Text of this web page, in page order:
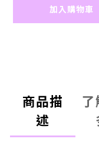
加入購物車
商品描
述
了